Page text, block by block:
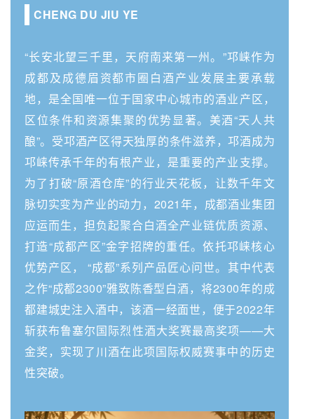
CHENG DU JIU YE
“长安北望三千里，天府南来第一州。”邛崃作为
成都及成德眉资都市圈白酒产业发展主要承载
地，是全国唯一位于国家中心城市的酒业产区，
区位条件和资源集聚的优势显著。美酒“天人共
酿”。受邛酒产区得天独厚的条件滋养，邛酒成为
邛崃传承千年的有根产业，是重要的产业支撑。
为了打破“原酒仓库”的行业天花板，让数千年文
脉切实变为产业的动力，2021年，成都酒业集团
应运而生，担负起聚合白酒全产业链优质资源、
打造“成都产区”金字招牌的重任。依托邛崃核心
优势产区， “成都”系列产品匠心问世。其中代表
之作“成都2300”雅致陈香型白酒，将2300年的成
都建城史注入酒中，该酒一经面世，便于2022年
斩获布鲁塞尔国际烈性酒大奖赛最高奖项——大
金奖，实现了川酒在此项国际权威赛事中的历史
性突破。